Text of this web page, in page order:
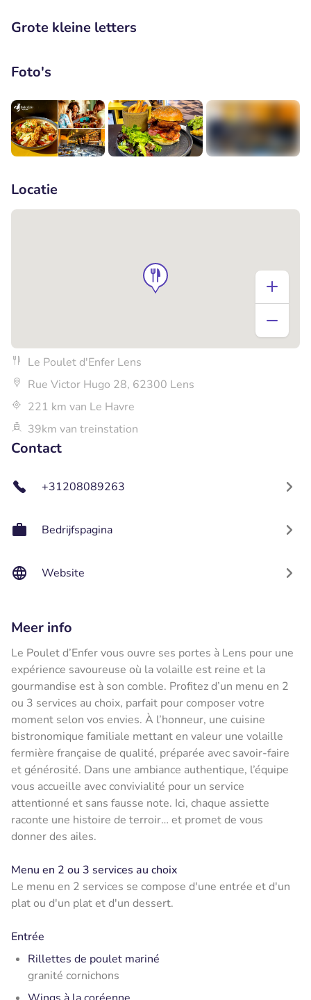
Grote kleine letters
Foto's
Locatie
Le Poulet d'Enfer Lens
Rue Victor Hugo 28, 62300 Lens
221 km van Le Havre
39km van treinstation
Contact
+31208089263
Bedrijfspagina
Website
Meer info
Le Poulet d’Enfer vous ouvre ses portes à Lens pour une
expérience savoureuse où la volaille est reine et la
gourmandise est à son comble. Profitez d’un menu en 2
ou 3 services au choix, parfait pour composer votre
moment selon vos envies. À l’honneur, une cuisine
bistronomique familiale mettant en valeur une volaille
fermière française de qualité, préparée avec savoir-faire
et générosité. Dans une ambiance authentique, l’équipe
vous accueille avec convivialité pour un service
attentionné et sans fausse note. Ici, chaque assiette
raconte une histoire de terroir… et promet de vous
donner des ailes.
Menu en 2 ou 3 services au choix
Le menu en 2 services se compose d'une entrée et d'un
plat ou d'un plat et d'un dessert.
Entrée
Rillettes de poulet mariné
granité cornichons